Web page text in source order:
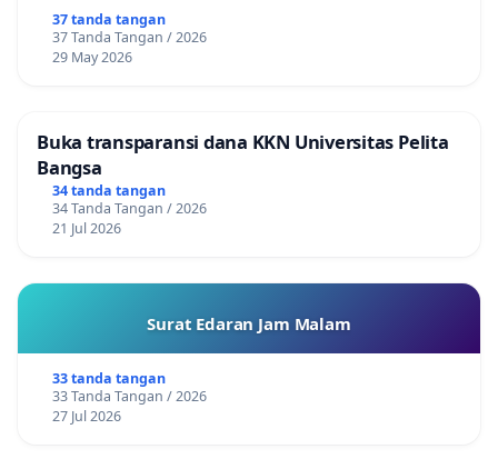
37 tanda tangan
37 Tanda Tangan / 2026
29 May 2026
Buka transparansi dana KKN Universitas Pelita
Bangsa
34 tanda tangan
34 Tanda Tangan / 2026
21 Jul 2026
Surat Edaran Jam Malam
33 tanda tangan
33 Tanda Tangan / 2026
27 Jul 2026